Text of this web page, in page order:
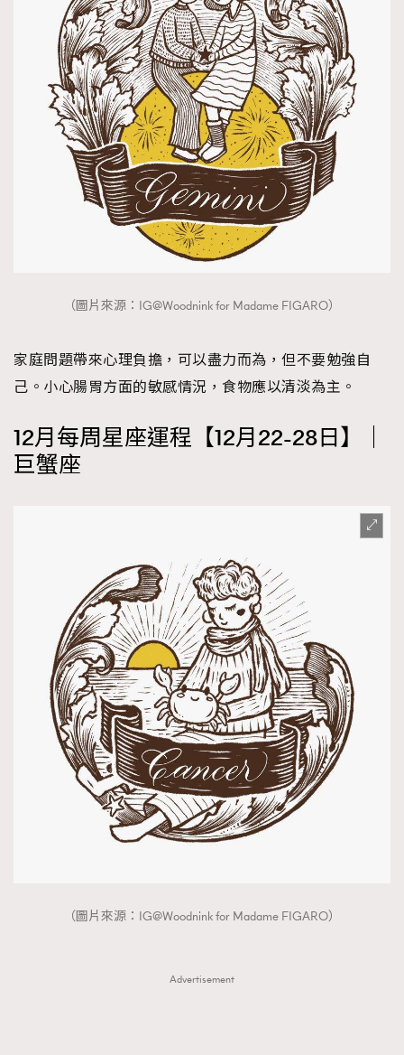
（圖片來源：IG@Woodnink for Madame FIGARO）
家庭問題帶來心理負擔，可以盡力而為，但不要勉強自
己。小心腸胃方面的敏感情況，食物應以清淡為主。
12月每周星座運程【12月22-28日】｜
巨蟹座
（圖片來源：IG@Woodnink for Madame FIGARO）
Advertisement